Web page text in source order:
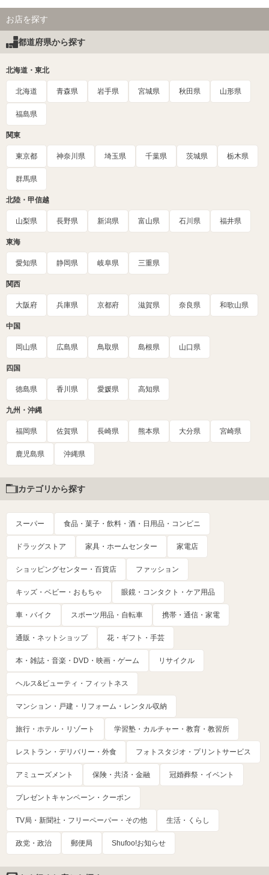
お店を探す
都道府県から探す
北海道・東北
北海道 青森県 岩手県 宮城県 秋田県 山形県
福島県
関東
東京都 神奈川県 埼玉県 千葉県 茨城県 栃木県
群馬県
北陸・甲信越
山梨県 長野県 新潟県 富山県 石川県 福井県
東海
愛知県 静岡県 岐阜県 三重県
関西
大阪府 兵庫県 京都府 滋賀県 奈良県 和歌山県
中国
岡山県 広島県 鳥取県 島根県 山口県
四国
徳島県 香川県 愛媛県 高知県
九州・沖縄
福岡県 佐賀県 長崎県 熊本県 大分県 宮崎県
鹿児島県 沖縄県
カテゴリから探す
スーパー 食品・菓子・飲料・酒・日用品・コンビニ
ドラッグストア 家具・ホームセンター 家電店
ショッピングセンター・百貨店 ファッション
キッズ・ベビー・おもちゃ 眼鏡・コンタクト・ケア用品
車・バイク スポーツ用品・自転車 携帯・通信・家電
通販・ネットショップ 花・ギフト・手芸
本・雑誌・音楽・DVD・映画・ゲーム リサイクル
ヘルス&ビューティ・フィットネス
マンション・戸建・リフォーム・レンタル収納
旅行・ホテル・リゾート 学習塾・カルチャー・教育・教習所
レストラン・デリバリー・外食 フォトスタジオ・プリントサービス
アミューズメント 保険・共済・金融 冠婚葬祭・イベント
プレゼントキャンペーン・クーポン
TV局・新聞社・フリーペーパー・その他 生活・くらし
政党・政治 郵便局 Shufoo!お知らせ